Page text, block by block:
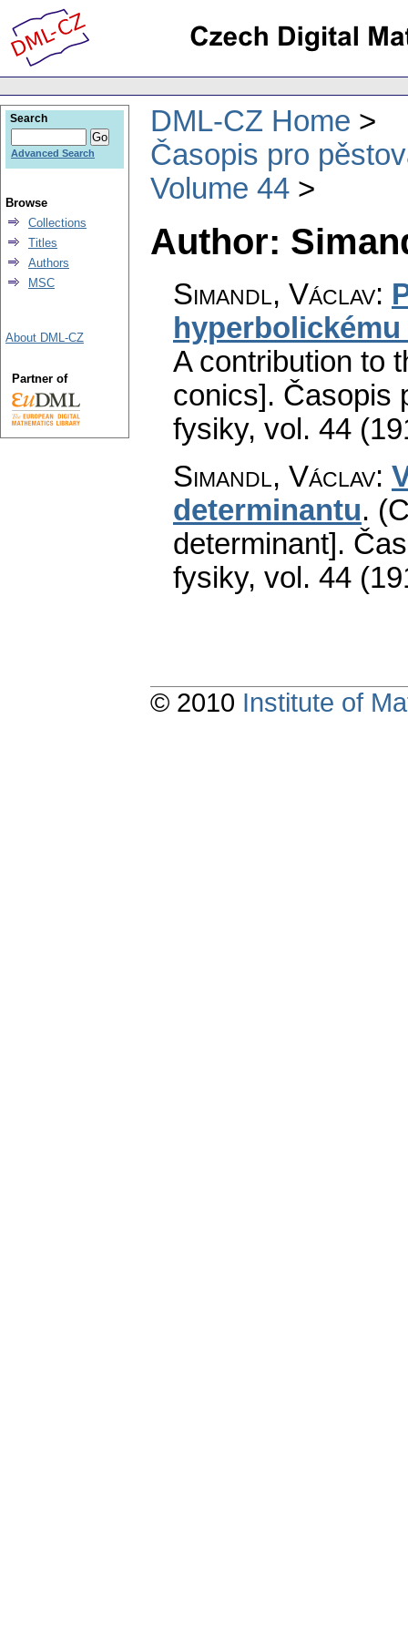
DML-CZ Home
Časopis pro
Volume 44
Author:
Simandl, Václav:
A contribution to
conics]. Časopis
fysiky, vol. 44
Simandl, Václav:
determinantu.
determinant].
fysiky, vol. 44
Search
Advanced Search
Browse
Collections
Titles
Authors
MSC
About DML-CZ
Partner of
© 2010 Institute of